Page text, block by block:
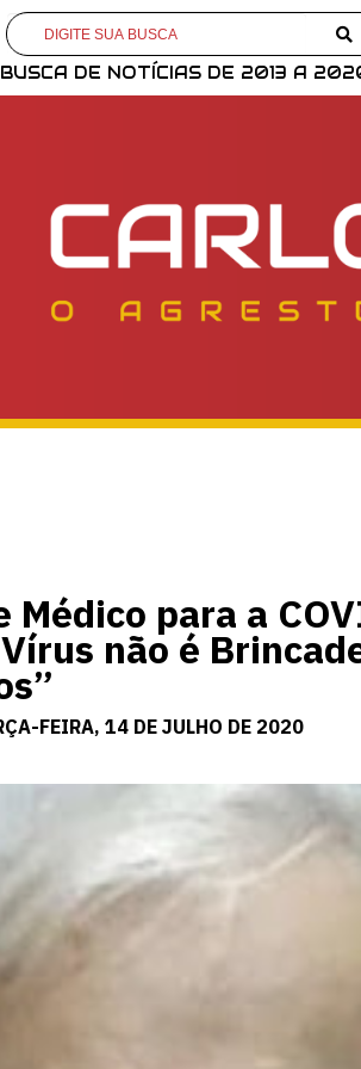
BUSCA DE NOTÍCIAS DE 2013 A
Médico para a
não é
FEIRA, 14 DE JULHO DE 2020